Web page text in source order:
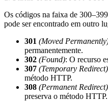
Os códigos na faixa de
pode ser encontrado em outro
301 (Moved
permanentemente.
302 (Found): O recurso
307 (Temporary Redirect)
método HTTP.
308 (Permanent Redirect)
preserva o método HTTP.